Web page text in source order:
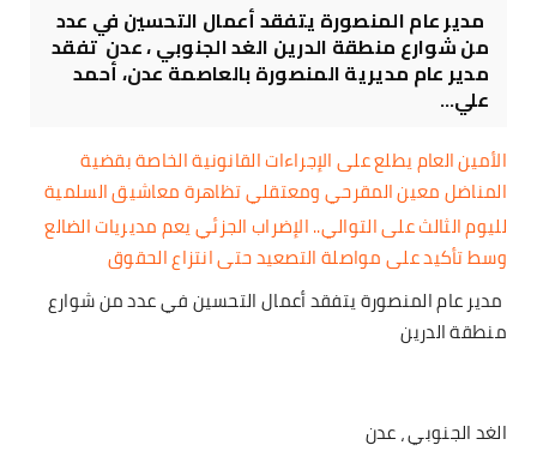
مدير عام المنصورة يتفقد أعمال التحسين في عدد
من شوارع منطقة الدرين الغد الجنوبي ، عدن تفقد
مدير عام مديرية المنصورة بالعاصمة عدن، أحمد
علي...
الأمين العام يطلع على الإجراءات القانونية الخاصة بقضية
المناضل معين المقرحي ومعتقلي تظاهرة معاشيق السلمية
لليوم الثالث على التوالي.. الإضراب الجزئي يعم مديريات الضالع
وسط تأكيد على مواصلة التصعيد حتى انتزاع الحقوق
مدير عام المنصورة يتفقد أعمال التحسين في عدد من شوارع
منطقة الدرين
الغد الجنوبي ، عدن